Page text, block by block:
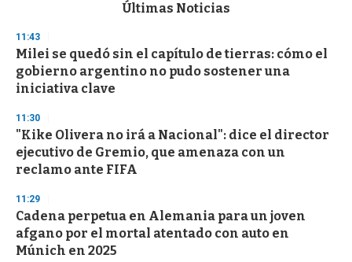
d
s
o
f
3
s
e
o
n
Últimas Noticias
11:43
Milei se quedó sin el capítulo de tierras: cómo el
gobierno argentino no pudo sostener una
iniciativa clave
11:30
"Kike Olivera no irá a Nacional": dice el director
ejecutivo de Gremio, que amenaza con un
reclamo ante FIFA
11:29
Cadena perpetua en Alemania para un joven
afgano por el mortal atentado con auto en
Múnich en 2025